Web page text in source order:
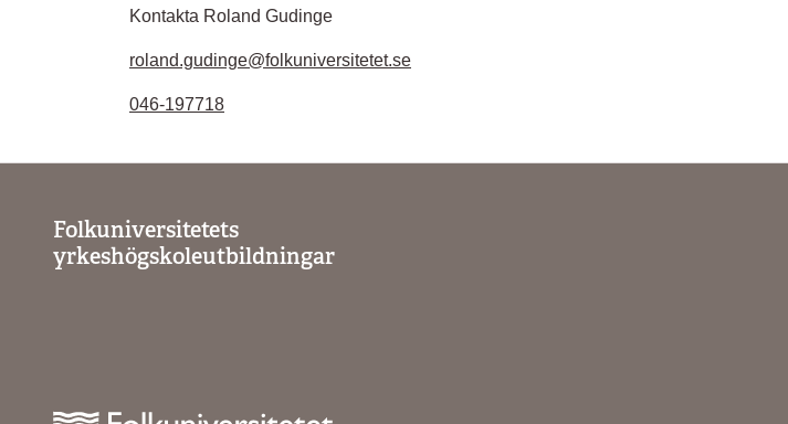
Kontakta Roland Gudinge
roland.gudinge@folkuniversitetet.se
046-197718
Folkuniversitetets
yrkeshögskoleutbildningar